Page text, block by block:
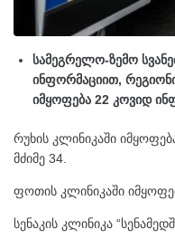
სამეგრელო-ზემო
ინფორმაციით,
იმყოფება 22 კოვიდ
რუხის კლინიკაში
მძიმე 34.
ფოთის კლინიკაში
სენაკის კლინიკა